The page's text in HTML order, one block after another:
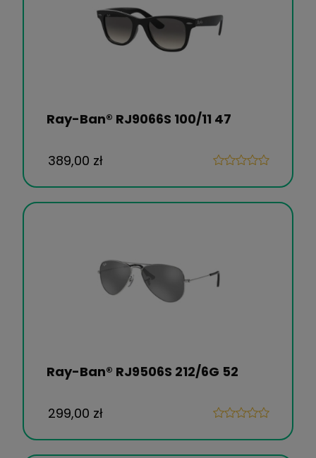
Ray-Ban® RJ9066S 100/11 47
389,00 zł
Ray-Ban® RJ9506S 212/6G 52
299,00 zł